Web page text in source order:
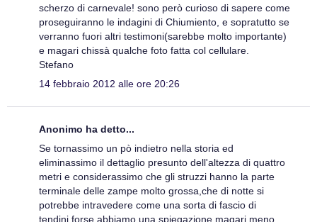
scherzo di carnevale! sono però curioso di sapere come
proseguiranno le indagini di Chiumiento, e sopratutto se
verranno fuori altri testimoni(sarebbe molto importante)
e magari chissà qualche foto fatta col cellulare.
Stefano
14 febbraio 2012 alle ore 20:26
Anonimo ha detto...
Se tornassimo un pò indietro nella storia ed
eliminassimo il dettaglio presunto dell'altezza di quattro
metri e considerassimo che gli struzzi hanno la parte
terminale delle zampe molto grossa,che di notte si
potrebbe intravedere come una sorta di fascio di
tendini,forse abbiamo una spiegazione magari meno